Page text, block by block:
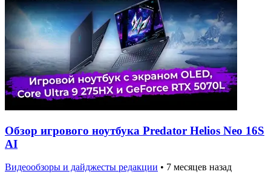
Обзор игрового ноутбука Predator Helios Neo 16S
AI
Видеообзоры и дайджесты редакции • 7 месяцев назад